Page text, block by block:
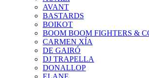
AVANT
BASTARDS
BOIKOT
BOOM BOOM FIGHTERS &
CARMEN XÍA
DE GAIRÓ
DJ TRAPELLA
DONALLOP
ELANE